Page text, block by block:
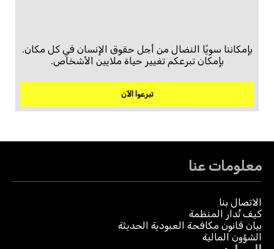
بإمكاننا سويًا النضال من أجل حقوق الإنسان في كل مكان.
بإمكان تبرعكم تغيير حياة ملايين الأشخاص.
تبرعوا الآن
معلومات عنا
الاتصال بنا
كيف تُدار المنظمة
بيان قانون مكافحة العبودية الحديثة
الشؤون المالية